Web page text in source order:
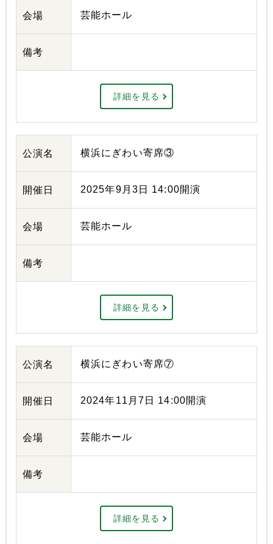
会場 芸能ホール
備考
詳細を見る
公演名 横浜にぎわい寄席③
開催日 2025年9月3日 14:00開演
会場 芸能ホール
備考
詳細を見る
公演名 横浜にぎわい寄席⑦
開催日 2024年11月7日 14:00開演
会場 芸能ホール
備考
詳細を見る